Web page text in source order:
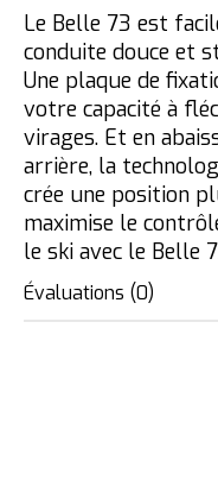
Le Belle 73 est
conduite douce et
Une plaque de
votre capacité à
virages. Et en
arrière, la
crée une position
maximise le
le ski avec le Belle
Évaluations (0)